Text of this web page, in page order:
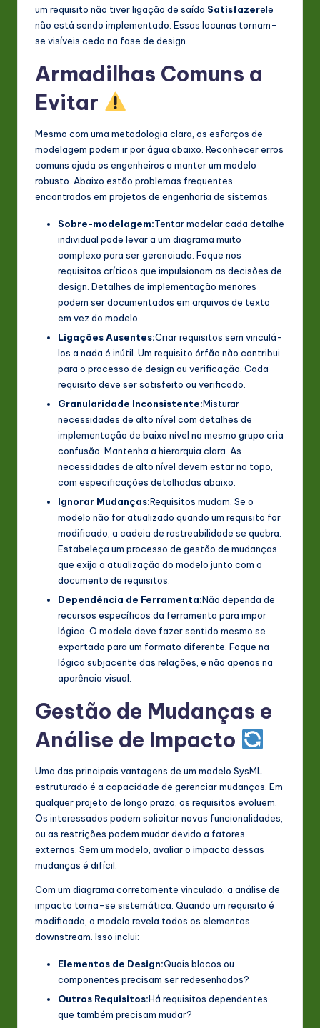
um requisito não tiver ligação de saída Satisfazerele
não está sendo implementado. Essas lacunas tornam-
se visíveis cedo na fase de design.
Armadilhas Comuns a
Evitar
Mesmo com uma metodologia clara, os esforços de
modelagem podem ir por água abaixo. Reconhecer erros
comuns ajuda os engenheiros a manter um modelo
robusto. Abaixo estão problemas frequentes
encontrados em projetos de engenharia de sistemas.
Sobre-modelagem:Tentar modelar cada detalhe
individual pode levar a um diagrama muito
complexo para ser gerenciado. Foque nos
requisitos críticos que impulsionam as decisões de
design. Detalhes de implementação menores
podem ser documentados em arquivos de texto
em vez do modelo.
Ligações Ausentes:Criar requisitos sem vinculá-
los a nada é inútil. Um requisito órfão não contribui
para o processo de design ou verificação. Cada
requisito deve ser satisfeito ou verificado.
Granularidade Inconsistente:Misturar
necessidades de alto nível com detalhes de
implementação de baixo nível no mesmo grupo cria
confusão. Mantenha a hierarquia clara. As
necessidades de alto nível devem estar no topo,
com especificações detalhadas abaixo.
Ignorar Mudanças:Requisitos mudam. Se o
modelo não for atualizado quando um requisito for
modificado, a cadeia de rastreabilidade se quebra.
Estabeleça um processo de gestão de mudanças
que exija a atualização do modelo junto com o
documento de requisitos.
Dependência de Ferramenta:Não dependa de
recursos específicos da ferramenta para impor
lógica. O modelo deve fazer sentido mesmo se
exportado para um formato diferente. Foque na
lógica subjacente das relações, e não apenas na
aparência visual.
Gestão de Mudanças e
Análise de Impacto
Uma das principais vantagens de um modelo SysML
estruturado é a capacidade de gerenciar mudanças. Em
qualquer projeto de longo prazo, os requisitos evoluem.
Os interessados podem solicitar novas funcionalidades,
ou as restrições podem mudar devido a fatores
externos. Sem um modelo, avaliar o impacto dessas
mudanças é difícil.
Com um diagrama corretamente vinculado, a análise de
impacto torna-se sistemática. Quando um requisito é
modificado, o modelo revela todos os elementos
downstream. Isso inclui:
Elementos de Design:Quais blocos ou
componentes precisam ser redesenhados?
Outros Requisitos:Há requisitos dependentes
que também precisam mudar?